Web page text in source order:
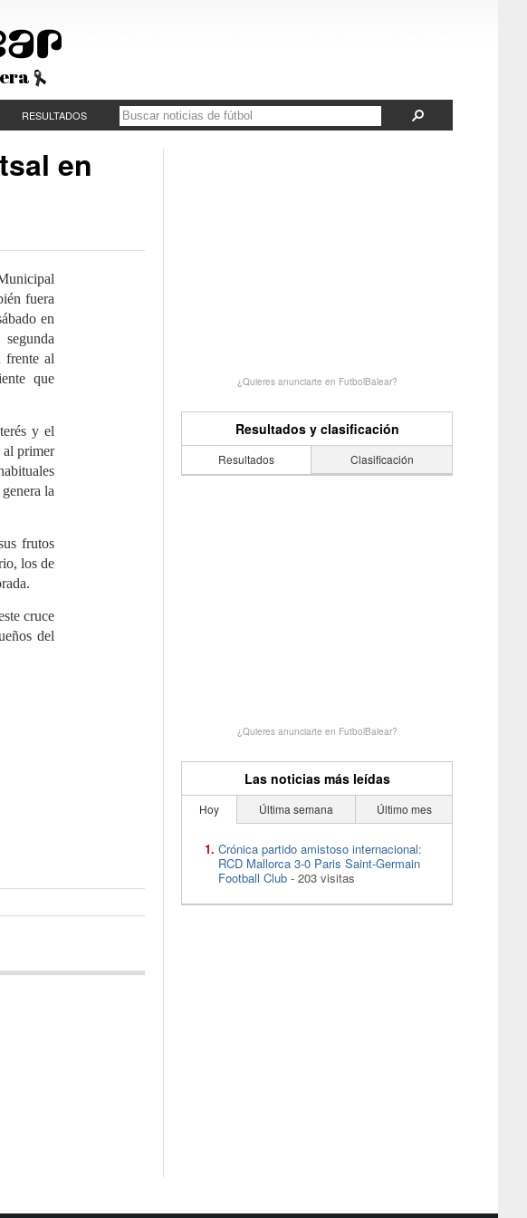
RESULTADOS
en
fuera
en
frente al
que
y el
al primer
la
frutos
los de
cruce
del
¿Quieres anunciarte en FutbolBalear?
Resultados y clasificación
Resultados Clasificación
¿Quieres anunciarte en FutbolBalear?
Las noticias más leídas
Hoy Última semana Último mes
Crónica partido amistoso internacional:
RCD Mallorca 3-0 Paris Saint-Germain
Football Club - 203 visitas